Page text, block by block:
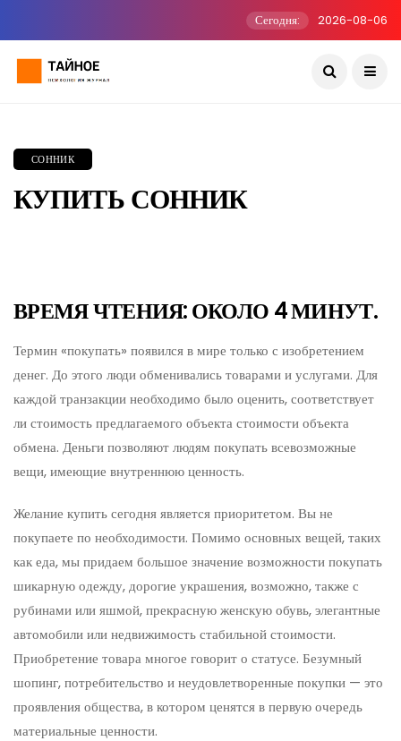
Сегодня: 2026-08-06
СОННИК
КУПИТЬ СОННИК
ВРЕМЯ ЧТЕНИЯ: ОКОЛО 4 МИНУТ.
Термин «покупать» появился в мире только с изобретением
денег. До этого люди обменивались товарами и услугами. Для
каждой транзакции необходимо было оценить, соответствует
ли стоимость предлагаемого объекта стоимости объекта
обмена. Деньги позволяют людям покупать всевозможные
вещи, имеющие внутреннюю ценность.
Желание купить сегодня является приоритетом. Вы не
покупаете по необходимости. Помимо основных вещей, таких
как еда, мы придаем большое значение возможности покупать
шикарную одежду, дорогие украшения, возможно, также с
рубинами или яшмой, прекрасную женскую обувь, элегантные
автомобили или недвижимость стабильной стоимости.
Приобретение товара многое говорит о статусе. Безумный
шопинг, потребительство и неудовлетворенные покупки — это
проявления общества, в котором ценятся в первую очередь
материальные ценности.